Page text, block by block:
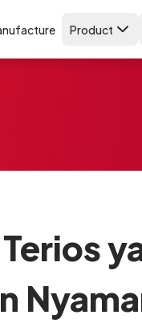
Product